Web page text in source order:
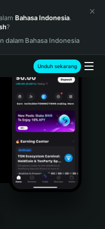
Bahasa Indonesia.
?
dalam Bahasa Indonesia
Unduh sekarang